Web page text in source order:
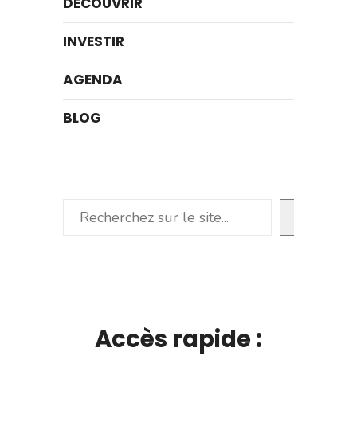
INVESTIR
AGENDA
BLOG
Rechercher
Accès rapide :